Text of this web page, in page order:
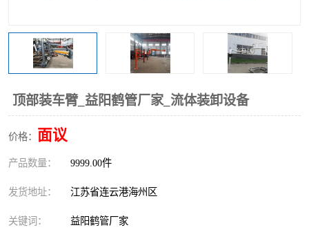
顶部装车臂_益阳鹤管厂家_流体装卸设备
价格： 面议
产品数量： 9999.00件
发货地址： 江苏省连云港海州区
关键词： 益阳鹤管厂家